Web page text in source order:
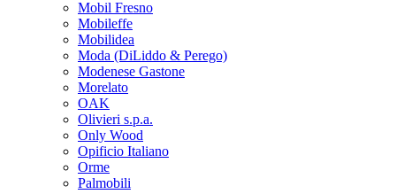
Mobil Fresno
Mobileffe
Mobilidea
Moda (DiLiddo & Perego)
Modenese Gastone
Morelato
OAK
Olivieri s.p.a.
Only Wood
Opificio Italiano
Orme
Palmobili